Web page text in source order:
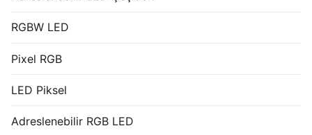
RGBW LED
Pixel RGB
LED Piksel
Adreslenebilir RGB LED